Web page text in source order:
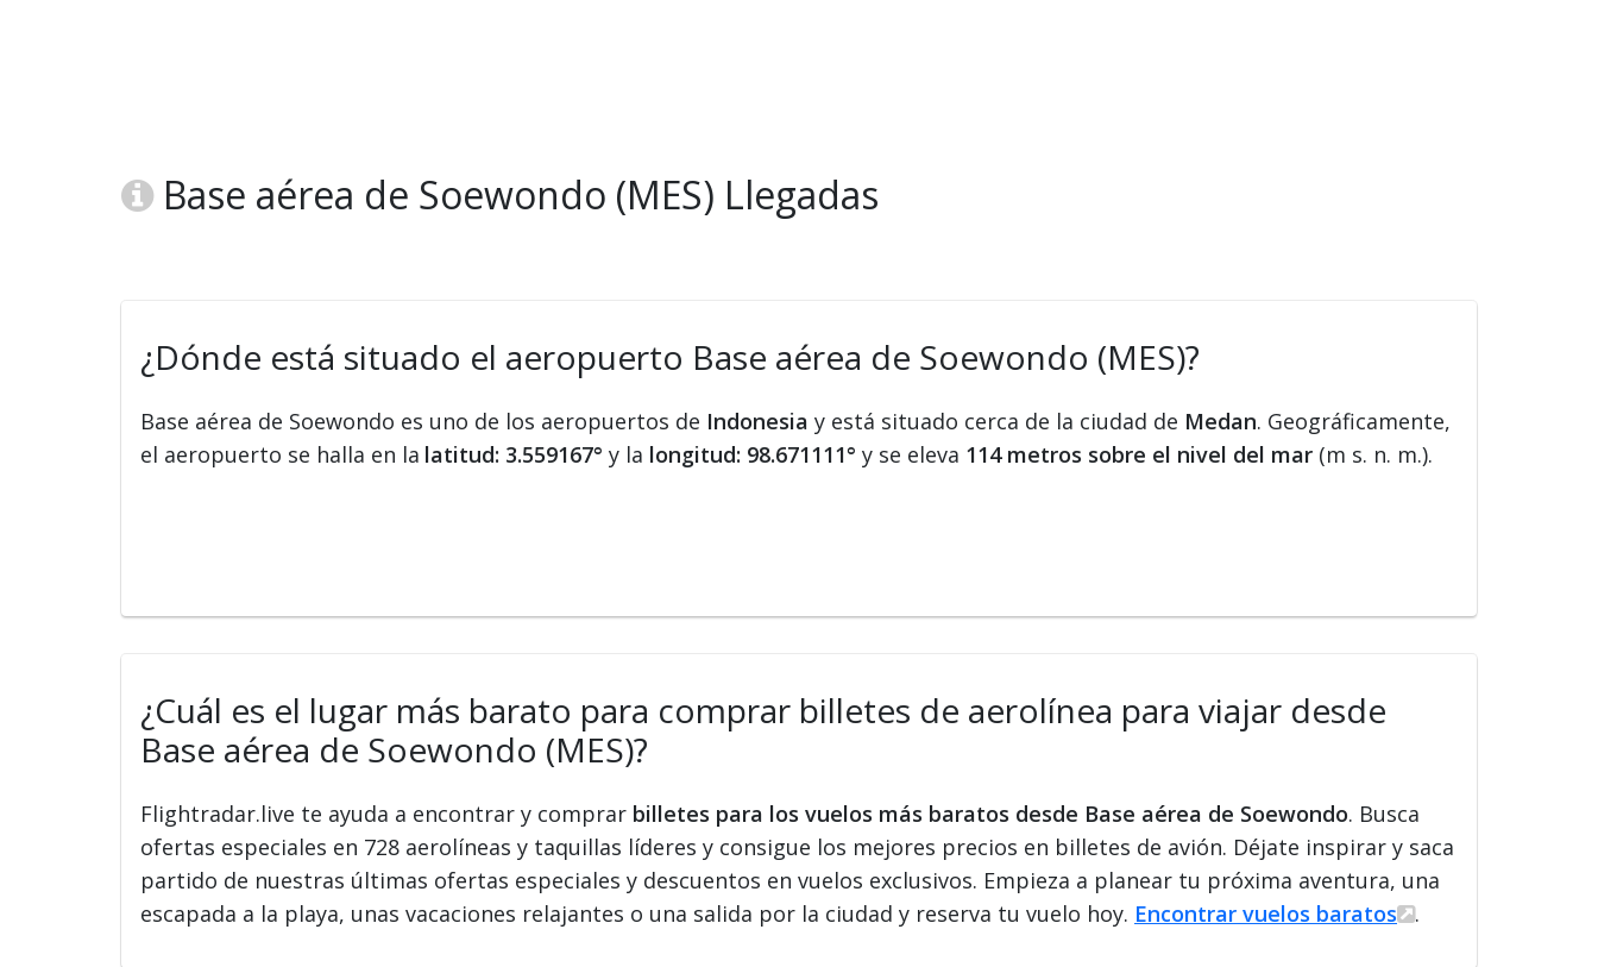
Base aérea de Soewondo (MES) Llegadas
¿Dónde está situado el aeropuerto Base aérea de Soewondo (MES)?
Base aérea de Soewondo es uno de los aeropuertos de Indonesia y está situado cerca de la ciudad de Medan. Geográficamente,
el aeropuerto se halla en la latitud: 3.559167° y la longitud: 98.671111° y se eleva 114 metros sobre el nivel del mar (m s. n. m.).
¿Cuál es el lugar más barato para comprar billetes de aerolínea para viajar desde
Base aérea de Soewondo (MES)?
Flightradar.live te ayuda a encontrar y comprar billetes para los vuelos más baratos desde Base aérea de Soewondo. Busca
ofertas especiales en 728 aerolíneas y taquillas líderes y consigue los mejores precios en billetes de avión. Déjate inspirar y saca
partido de nuestras últimas ofertas especiales y descuentos en vuelos exclusivos. Empieza a planear tu próxima aventura, una
escapada a la playa, unas vacaciones relajantes o una salida por la ciudad y reserva tu vuelo hoy. Encontrar vuelos baratos .